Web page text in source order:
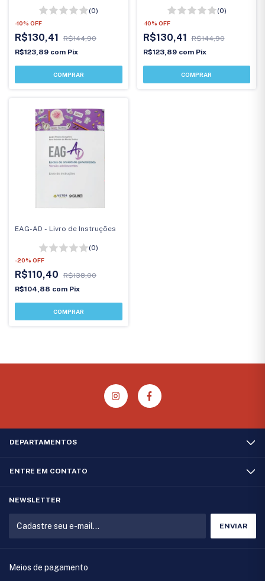
(0)
-10% OFF
R$130,41
R$144,90
R$123,89 com Pix
(0)
-10% OFF
R$130,41
R$144,90
R$123,89 com Pix
EAG-AD - Livro de Instruções
(0)
-20% OFF
R$110,40
R$138,00
R$104,88 com Pix
DEPARTAMENTOS
ENTRE EM CONTATO
NEWSLETTER
Meios de pagamento